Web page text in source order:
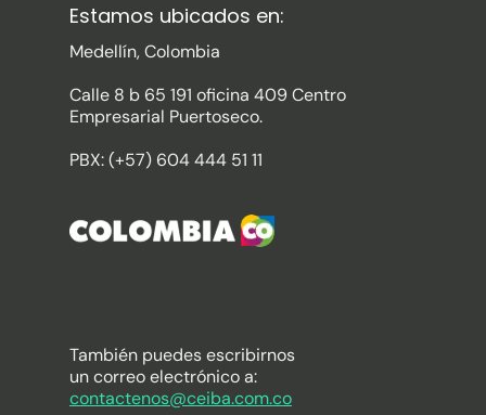
Estamos ubicados en:
Medellín, Colombia
Calle 8 b 65 191 oficina 409 Centro
Empresarial Puertoseco.
PBX: (+57) 604 444 51 11
También puedes escribirnos
un correo electrónico a:
contactenos@ceiba.com.co